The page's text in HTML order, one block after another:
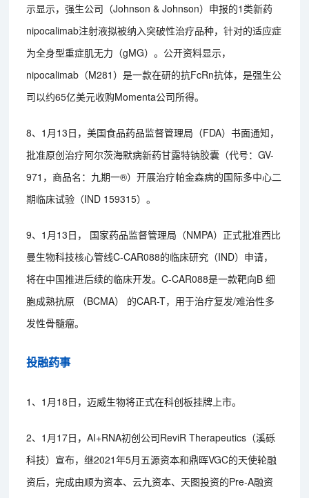
示显示，强生公司（Johnson & Johnson）申报的1类新药
nipocalimab注射液拟被纳入突破性治疗品种，针对的适应症
为全身型重症肌无力（gMG）。公开资料显示，
nipocalimab（M281）是一款在研的抗FcRn抗体，是强生公
司以约65亿美元收购Momenta公司所得。
8、1月13日，美国食品药品监督管理局（FDA）书面通知，
批准原创治疗阿尔茨海默病新药甘露特钠胶囊（代号：GV-
971，商品名：九期一®）开展治疗帕金森病的国际多中心二
期临床试验（IND 159315）。
9、1月13日， 国家药品监督管理局（NMPA）正式批准西比
曼生物科技核心管线C-CAR088的临床研究（IND）申请，
将在中国推进后续的临床开发。C-CAR088是一款靶向B 细
胞成熟抗原 （BCMA） 的CAR-T，用于治疗复发/难治性多
发性骨髓瘤。
投融药事
1、1月18日，迈威生物将正式在科创板挂牌上市。
2、1月17日，AI+RNA初创公司ReviR Therapeutics（溪砾
科技）宣布，继2021年5月五源资本和鼎晖VGC的天使轮融
资后，完成由顺为资本、云九资本、天图投资的Pre-A融资